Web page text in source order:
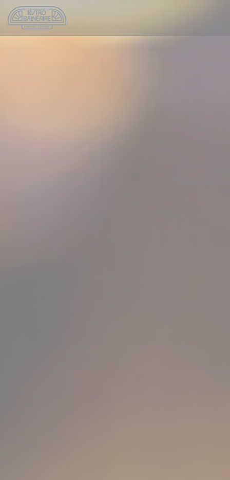
Cookies beheer paneel